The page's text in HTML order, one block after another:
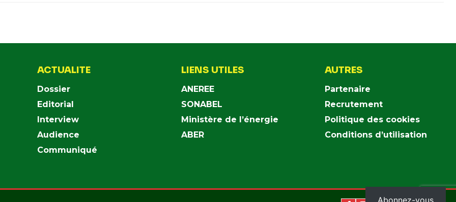
ACTUALITE
Dossier
Editorial
Interview
Audience
Communiqué
LIENS UTILES
ANEREE
SONABEL
Ministère de l’énergie
ABER
AUTRES
Partenaire
Recrutement
Politique des cookies
Conditions d’utilisation
Abonnez-vous